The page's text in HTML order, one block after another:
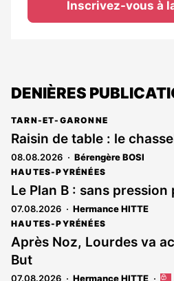
Inscrivez-vous à
DENIÈRES
TARN-ET-GARONNE
Raisin de table : le
08.08.2026 Bérengère BOSI
HAUTES-PYRÉNÉES
Le Plan B : sans
07.08.2026 Hermance HITTE
HAUTES-PYRÉNÉES
Après Noz, Lourdes va
But
07.08.2026 Hermance HITTE